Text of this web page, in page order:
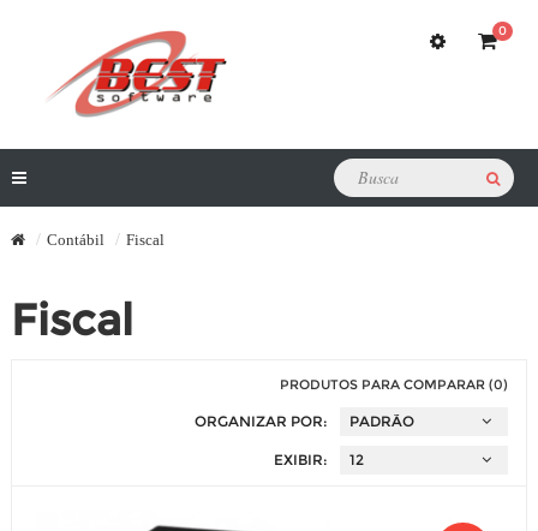
0
Contábil Fiscal
Fiscal
PRODUTOS PARA COMPARAR (0)
ORGANIZAR POR:
EXIBIR: